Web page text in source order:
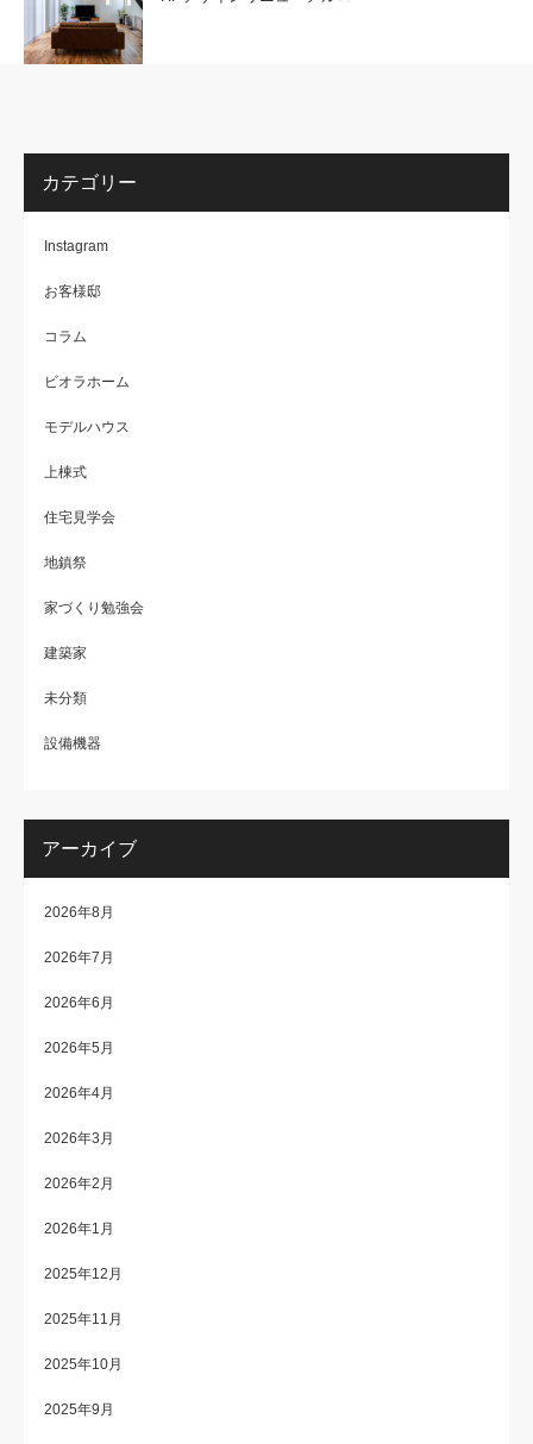
カテゴリー
Instagram
お客様邸
コラム
ビオラホーム
モデルハウス
上棟式
住宅見学会
地鎮祭
家づくり勉強会
建築家
未分類
設備機器
アーカイブ
2026年8月
2026年7月
2026年6月
2026年5月
2026年4月
2026年3月
2026年2月
2026年1月
2025年12月
2025年11月
2025年10月
2025年9月